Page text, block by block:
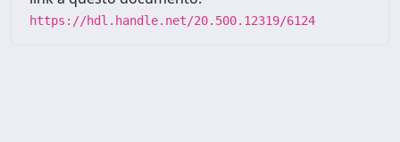
https://hdl.handle.net/20.500.12319/6124